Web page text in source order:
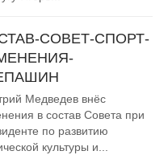
СОВЕТ-СПОРТ-
Медведев внёс
в состав Совета при
по развитию
культуры и...